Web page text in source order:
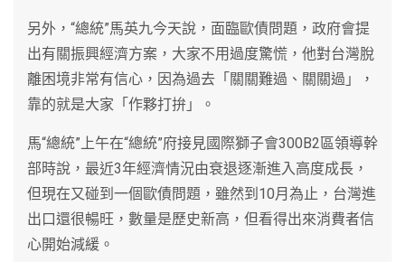
另外，“總統”馬英九今天說，面臨歐債問題，政府會提
出有關振興經濟方案，大家不用過度驚慌，他對台灣脫
離困境非常有信心，因為過去「關關難過、關關過」，
靠的就是大家「作夥打拚」。
馬“總統”上午在“總統”府接見國際獅子會300B2區領導幹
部時說，最近3年經濟情況由衰退逐漸進入高度成長，
但現在又碰到一個歐債問題，雖然到10月為止，台灣進
出口還很暢旺，數量是歷史新高，但看得出來消費者信
心開始減緩。